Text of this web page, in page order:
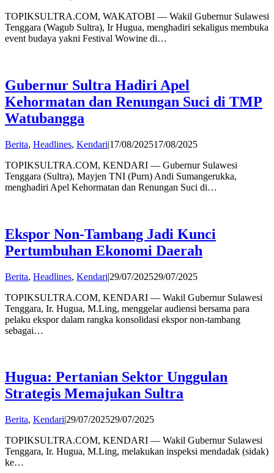
TOPIKSULTRA.COM, WAKATOBI — Wakil Gubernur Sulawesi
Tenggara (Wagub Sultra), Ir Hugua, menghadiri sekaligus membuka
event budaya yakni Festival Wowine di…
Gubernur Sultra Hadiri Apel
Kehormatan dan Renungan Suci di TMP
Watubangga
Berita, Headlines, Kendari|17/08/202517/08/2025by
TOPIKSULTRA.COM, KENDARI — Gubernur Sulawesi
Tenggara (Sultra), Mayjen TNI (Purn) Andi Sumangerukka,
menghadiri Apel Kehormatan dan Renungan Suci di…
Ekspor Non-Tambang Jadi Kunci
Pertumbuhan Ekonomi Daerah
Berita, Headlines, Kendari|29/07/202529/07/2025by
TOPIKSULTRA.COM, KENDARI — Wakil Gubernur Sulawesi
Tenggara, Ir. Hugua, M.Ling, menggelar audiensi bersama para
pelaku ekspor dalam rangka konsolidasi ekspor non-tambang
sebagai…
Hugua: Pertanian Sektor Unggulan
Strategis Memajukan Sultra
Berita, Kendari|29/07/202529/07/2025by
TOPIKSULTRA.COM, KENDARI — Wakil Gubernur Sulawesi
Tenggara, Ir. Hugua, M.Ling, melakukan inspeksi mendadak (sidak)
ke…